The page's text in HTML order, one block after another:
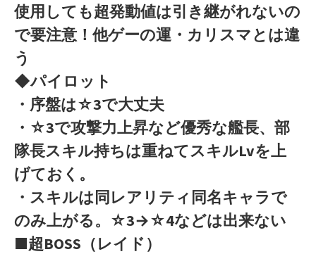
使用しても超発動値は引き継がれないの
で要注意！他ゲーの運・カリスマとは違
う
◆パイロット
・序盤は☆3で大丈夫
・☆3で攻撃力上昇など優秀な艦長、部
隊長スキル持ちは重ねてスキルLvを上
げておく。
・スキルは同レアリティ同名キャラで
のみ上がる。☆3→☆4などは出来ない
■超BOSS（レイド）